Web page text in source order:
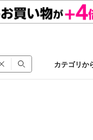
カテゴリか